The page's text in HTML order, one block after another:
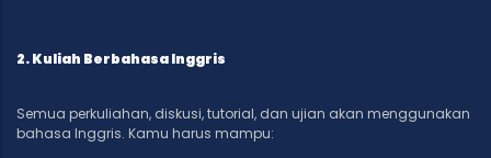
2. Kuliah Berbahasa Inggris
Semua perkuliahan, diskusi, tutorial, dan ujian akan menggunakan
bahasa Inggris. Kamu harus mampu: